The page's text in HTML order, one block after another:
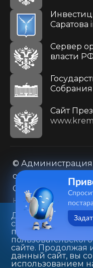
Саратова
Сервер
власти
Cайт
©
образования
Саратов»
Контакты
Карта
Политика в
персональных
410031, г.
+7(8452)26-02-49
Данный веб-сайт
cookie-файлы в
предоставления
сайте. Продолжая
данный сайт, вы
использованием